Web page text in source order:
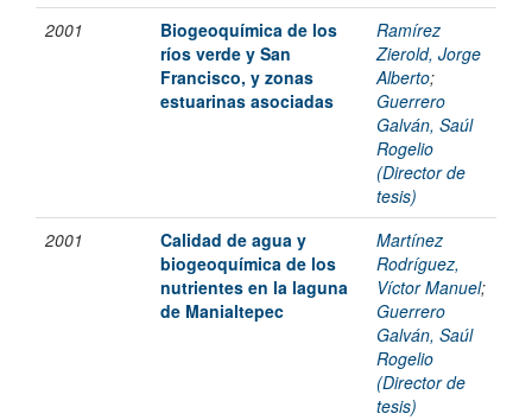
2001
Biogeoquímica de los
ríos verde y San
Francisco, y zonas
estuarinas asociadas
Ramírez
Zierold, Jorge
Alberto;
Guerrero
Galván, Saúl
Rogelio
(Director de
tesis)
2001
Calidad de agua y
biogeoquímica de los
nutrientes en la laguna
de Manialtepec
Martínez
Rodríguez,
Víctor Manuel;
Guerrero
Galván, Saúl
Rogelio
(Director de
tesis)